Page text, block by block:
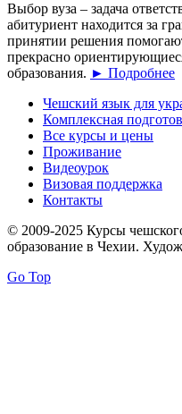
Выбор вуза – задача
абитуриент находится за
принятии решения
прекрасно
образования. ► Подробнее
Чешский язык для
Комплексная
Все курсы и цены
Проживание
Видеоурок
Визовая поддержка
Контакты
© 2009-2025 Курсы
образование в Чехии.
Go Top